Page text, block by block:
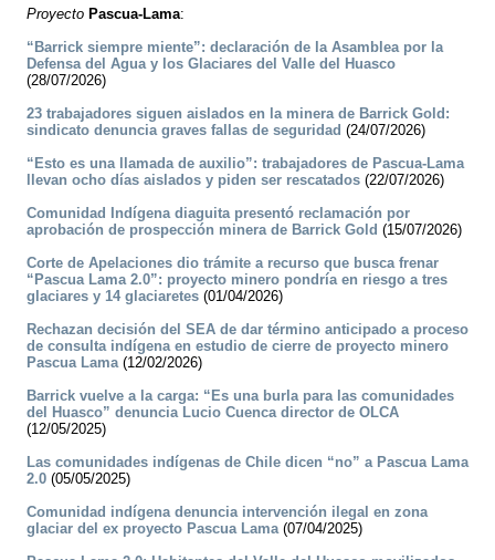
Proyecto Pascua-Lama:
“Barrick siempre miente”: declaración de la Asamblea por la
Defensa del Agua y los Glaciares del Valle del Huasco
(28/07/2026)
23 trabajadores siguen aislados en la minera de Barrick Gold:
sindicato denuncia graves fallas de seguridad (24/07/2026)
“Esto es una llamada de auxilio”: trabajadores de Pascua-Lama
llevan ocho días aislados y piden ser rescatados (22/07/2026)
Comunidad Indígena diaguita presentó reclamación por
aprobación de prospección minera de Barrick Gold (15/07/2026)
Corte de Apelaciones dio trámite a recurso que busca frenar
“Pascua Lama 2.0”: proyecto minero pondría en riesgo a tres
glaciares y 14 glaciaretes (01/04/2026)
Rechazan decisión del SEA de dar término anticipado a proceso
de consulta indígena en estudio de cierre de proyecto minero
Pascua Lama(12/02/2026)
Barrick vuelve a la carga: “Es una burla para las comunidades
del Huasco” denuncia Lucio Cuenca director de OLCA
(12/05/2025)
Las comunidades indígenas de Chile dicen “no” a Pascua Lama
2.0 (05/05/2025)
Comunidad indígena denuncia intervención ilegal en zona
glaciar del ex proyecto Pascua Lama(07/04/2025)